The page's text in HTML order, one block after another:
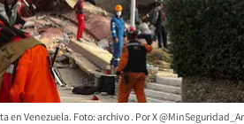
en Venezuela. Foto: archivo X @MinSeguridad_Ar